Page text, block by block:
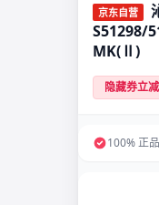
京东自营
S51298/
MK(Ⅱ)
隐藏券立
100% 正品